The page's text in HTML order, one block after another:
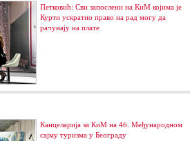
Петковић: Сви запослени на КиМ којима је
Курти ускратио право на рад могу да
рачунају на плате
Канцеларија за КиМ на 46. Међународном
сајму туризма у Београду